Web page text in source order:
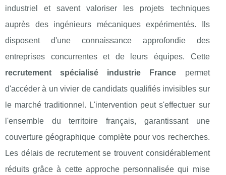
industriel et savent valoriser les projets techniques
auprès des ingénieurs mécaniques expérimentés. Ils
disposent d'une connaissance approfondie des
entreprises concurrentes et de leurs équipes. Cette
recrutement spécialisé industrie France permet
d'accéder à un vivier de candidats qualifiés invisibles sur
le marché traditionnel. L'intervention peut s'effectuer sur
l'ensemble du territoire français, garantissant une
couverture géographique complète pour vos recherches.
Les délais de recrutement se trouvent considérablement
réduits grâce à cette approche personnalisée qui mise